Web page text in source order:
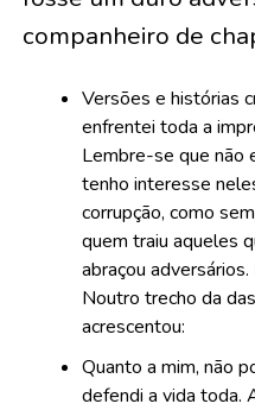
companheiro de
Versões e histórias
enfrentei toda a
Lembre-se que não
tenho interesse
corrupção, como
quem traiu aqueles
abraçou
Noutro trecho da
acrescentou:
Quanto a mim, não
defendi a vida toda.